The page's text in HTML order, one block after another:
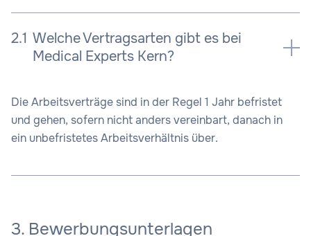
2.1 Welche Vertragsarten gibt es bei
Medical Experts Kern?
Die Arbeitsverträge sind in der Regel 1 Jahr befristet
und gehen, sofern nicht anders vereinbart, danach in
ein unbefristetes Arbeitsverhältnis über.
3. Bewerbungsunterlagen